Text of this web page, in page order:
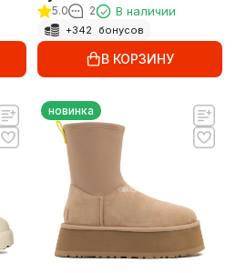
5.0 2 В наличии
+342 бонусов
В КОРЗИНУ
новинка